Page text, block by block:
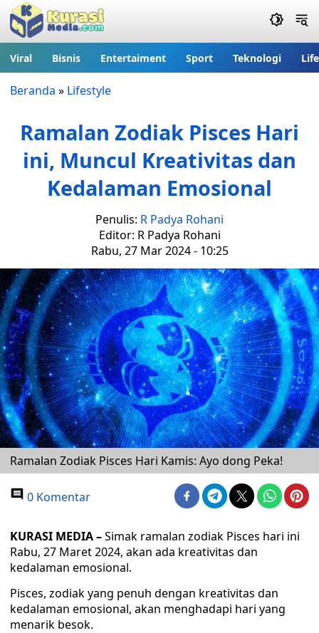
Viral Bisnis Entertaiment Sport Teknologi
Beranda » Lifestyle
Ramalan Zodiak Pisces Hari
ini, Muncul Kreativitas dan
Kedalaman Emosional
Penulis: R Padya Rohani
Editor: R Padya Rohani
Rabu, 27 Mar 2024 - 10:25
Ramalan Zodiak Pisces Hari Kamis: Ayo dong Peka!
0 Komentar
KURASI MEDIA –Simak ramalan zodiak Pisces hari ini
Rabu, 27 Maret 2024, akan ada kreativitas dan
kedalaman emosional.
Pisces, zodiak yang penuh dengan kreativitas dan
kedalaman emosional, akan menghadapi hari yang
menarik besok.